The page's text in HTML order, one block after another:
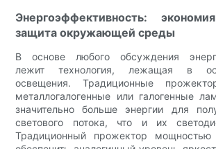
Энергоэффективность:
защита окружающей среды
В основе любого обсуждения
лежит технология, лежащая в
освещения. Традиционные
металлогалогенные или галогенные
значительно больше энергии для
светового потока, что и их
Традиционный прожектор